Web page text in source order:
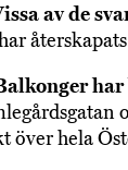
av de
över hela